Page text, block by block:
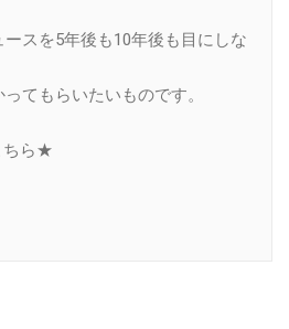
スを5年後も10年後も目にしな
てもらいたいものです。
ちら★